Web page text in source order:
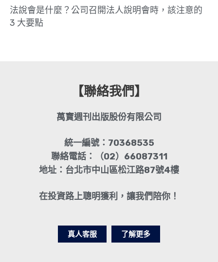
法說會是什麼？公司召開法人說明會時，該注意的
3 大要點
【聯絡我們】
萬寶週刊出版股份有限公司
統一編號：70368535
聯絡電話：（02）66087311
地址：台北市中山區松江路87號4樓
在投資路上聰明獲利，讓我們陪你！
真人客服 了解更多